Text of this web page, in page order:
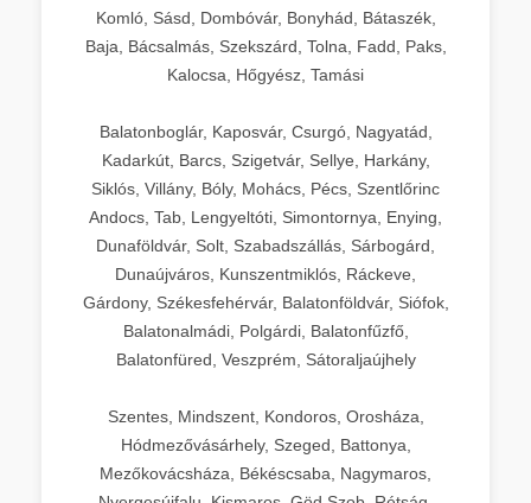
Komló, Sásd, Dombóvár, Bonyhád, Bátaszék,
Baja, Bácsalmás, Szekszárd, Tolna, Fadd, Paks,
Kalocsa, Hőgyész, Tamási
Balatonboglár, Kaposvár, Csurgó, Nagyatád,
Kadarkút, Barcs, Szigetvár, Sellye, Harkány,
Siklós, Villány, Bóly, Mohács, Pécs, Szentlőrinc
Andocs, Tab, Lengyeltóti, Simontornya, Enying,
Dunaföldvár, Solt, Szabadszállás, Sárbogárd,
Dunaújváros, Kunszentmiklós, Ráckeve,
Gárdony, Székesfehérvár, Balatonföldvár, Siófok,
Balatonalmádi, Polgárdi, Balatonfűzfő,
Balatonfüred, Veszprém, Sátoraljaújhely
Szentes, Mindszent, Kondoros, Orosháza,
Hódmezővásárhely, Szeged, Battonya,
Mezőkovácsháza, Békéscsaba, Nagymaros,